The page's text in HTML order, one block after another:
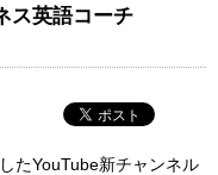
ス英語コーチ
たYouTube新チャンネル